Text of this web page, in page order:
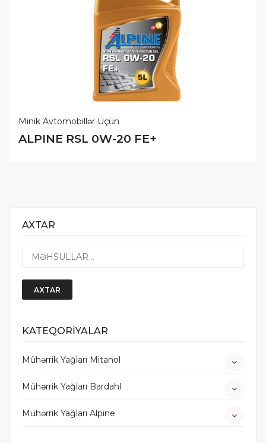
AXTAR
AXTAR
KATEQORİYALAR
Mühərrik Yağları Mitanol
Mühərrik Yağları Bardahl
Mühərrik Yağları Alpine
Minik Avtomobillər Üçün
ALPINE RSL 0W-20 FE+